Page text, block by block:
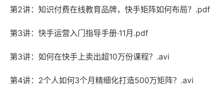
第2讲：知识付费在线教育品牌，快手矩阵如何布局？.pdf
第3讲：快手运营入门指导手册·11月.pdf
第3讲：如何在快手上卖出超10万份课程？.avi
第4讲：2个人如何3个月精细化打造500万矩阵？.avi